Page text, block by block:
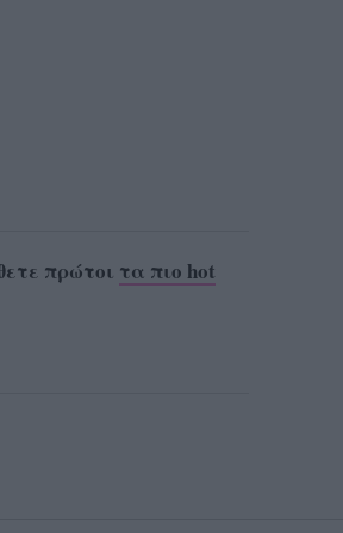
πρώτοι τα πιο hot